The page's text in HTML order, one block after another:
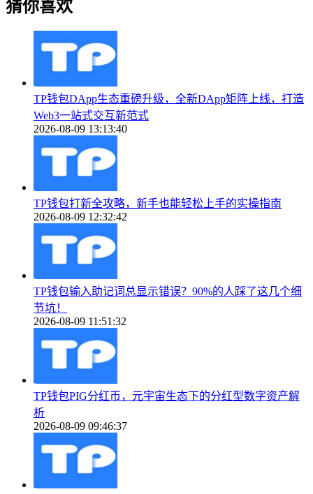
猜你喜欢
TP钱包DApp生态重磅升级，全新DApp矩阵上线，打造
Web3一站式交互新范式
2026-08-09 13:13:40
TP钱包打新全攻略，新手也能轻松上手的实操指南
2026-08-09 12:32:42
TP钱包输入助记词总显示错误？90%的人踩了这几个细
节坑！
2026-08-09 11:51:32
TP钱包PIG分红币，元宇宙生态下的分红型数字资产解
析
2026-08-09 09:46:37